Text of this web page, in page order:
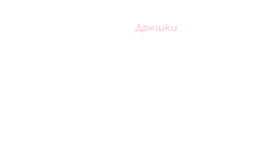
Дрешки